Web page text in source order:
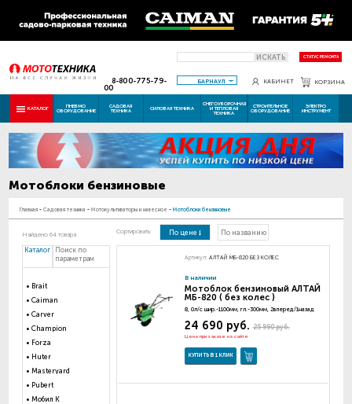
ИСКАТЬ СТАТУС РЕМОНТА
8-800-775-79-
00
БАРНАУЛ КАБИНЕТ КОРЗИНА
КАТАЛОГ ПНЕВМО
ОБОРУДОВАНИЕ
САДОВАЯ
ТЕХНИКА СИЛОВАЯ ТЕХНИКА
СНЕГОУБОРОЧНАЯ
И ТЕПЛОВАЯ
ТЕХНИКА
СТРОИТЕЛЬНОЕ
ОБОРУДОВАНИЕ
ЭЛЕКТРО
ИНСТРУМЕНТ
Мотоблоки бензиновые
Главная - Садовая техника - Мотокультиваторы и навесное - Мотоблоки бензиновые
Найдено 64 товара
Каталог
Поиск по
параметрам
Brait
Caiman
Carver
Champion
Forza
Huter
Masteryard
Pubert
Мобил К
Сортировать: По цене По названию
Артикул: АЛТАЙ МБ-820 БЕЗ КОЛЕС
В наличии
Мотоблок бензиновый АЛТАЙ
МБ-820 ( без колес )
8, 0л/с шир.-1100мм, гл.-300мм, 2вперед/1назад
25 990 руб.
24 690 руб.
Цена при заказе на сайте
КУПИТЬ В 1 КЛИК